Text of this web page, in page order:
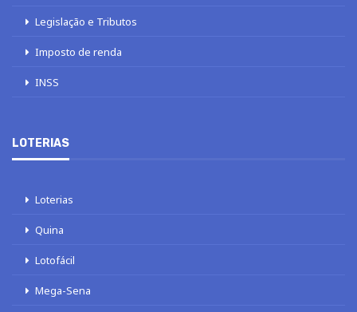
Legislação e Tributos
Imposto de renda
INSS
LOTERIAS
Loterias
Quina
Lotofácil
Mega-Sena